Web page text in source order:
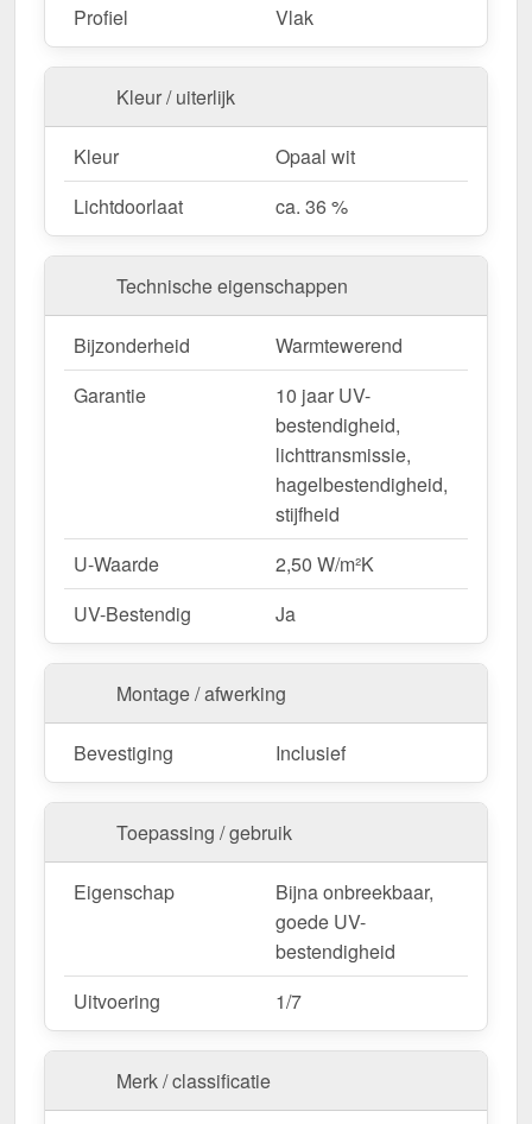
duurzaam.
Bestel nu uw Alumon lichtstraat | Type 1/7 –
Inclusief bevestiging en met 10 jaar UV-
bestendigheid, lichttransmissie,
hagelbestendigheid, stijfheid garantie!
Licht, sterk & duurzaam – perfect voor elk project!
Opgelet: Kopschotten optioneel te bestellen.
Wegens maatwerk / customisatie van herroepingsrecht uitgezonderd
Profiel Vlak
Kleur / uiterlijk
Kleur
Opaal wit
Lichtdoorlaat
ca. 36 %
Technische eigenschappen
Bijzonderheid
Warmtewerend
Garantie
10 jaar UV-
bestendigheid,
lichttransmissie,
hagelbestendigheid,
stijfheid
U-Waarde
2,50 W/m²K
UV-Bestendig
Ja
Montage / afwerking
Bevestiging Inclusief
Toepassing / gebruik
Eigenschap
Bijna onbreekbaar,
goede UV-
bestendigheid
Uitvoering
1/7
Merk / classificatie